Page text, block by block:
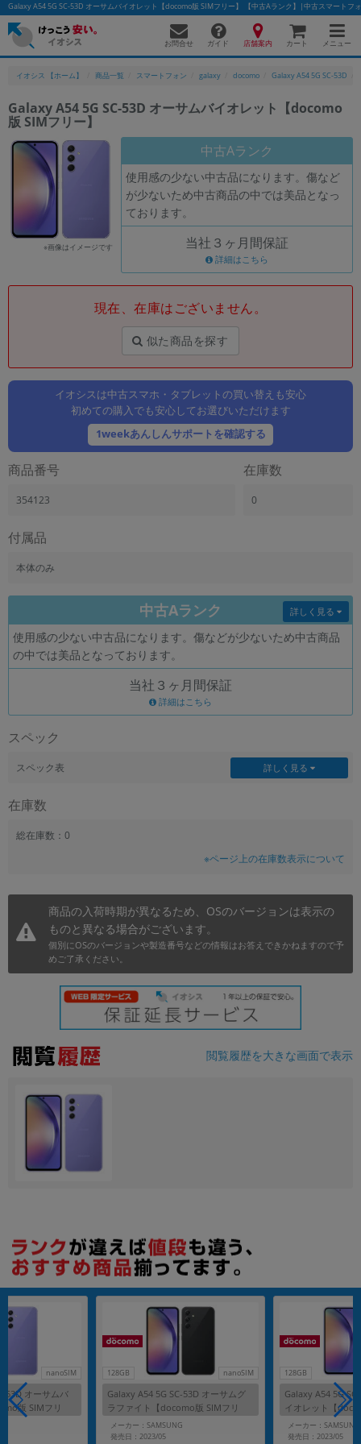
Galaxy A54 5G SC-53D オーサムバイオレット【docomo版 SIMフリー】 【中古Aランク】|中古スマートフ
お問合せ ガイド 店舗案内 カート メニュー
イオシス 【ホーム】 商品一覧 スマートフォン galaxy docomo Galaxy A54 5G SC-53D
Galaxy A54 5G SC-53D オーサムバイオレット【docomo
版 SIMフリー】
※画像はイメージです
中古Aランク
使用感の少ない中古品になります。傷など
が少ないため中古商品の中では美品となっ
ております。
当社３ヶ月間保証
詳細はこちら
現在、在庫はございません。
似た商品を探す
イオシスは中古スマホ・タブレットの買い替えも安心
初めての購入でも安心してお選びいただけます
1weekあんしんサポートを確認する
商品番号
354123
在庫数
0
付属品
本体のみ
中古Aランク
使用感の少ない中古品になります。傷などが少ないため中古商品
の中では美品となっております。
詳しく見る
当社３ヶ月間保証
詳細はこちら
スペック
スペック表 詳しく見る
在庫数
総在庫数：0
※ページ上の在庫数表示について
商品の入荷時期が異なるため、OSのバージョンは表示の
ものと異なる場合がございます。
個別にOSのバージョンや製造番号などの情報はお答えできかねますので予
めご了承ください。
閲覧履歴を大きな画面で表示
nanoSIM
53D オーサムバ
版 SIMフリ
128GB nanoSIM
Galaxy A54 5G SC-53D オーサムグ
ラファイト【docomo版 SIMフリ
ー】
メーカー：SAMSUNG
発売日：2023/05
128GB
Galaxy A54 5G
イオレット【
ー】
メーカー：SAMSUNG
発売日：2023/05
かんたんパソコン検索に切り替える
フリーワード
除外ワード
人気の検索ワード： Let's note
「スマートフォン」「タブレット」など
メーカー
製造、販売メーカーの絞り込み
機能・特徴
商品の搭載機能による絞り込み
商品状態の絞り込み
CPUの絞り込み
OS
メモリ
円 ～ 円
各項目のチェックボックスは「or検索」となります。
ただし機能別のみ「and検索」となります。